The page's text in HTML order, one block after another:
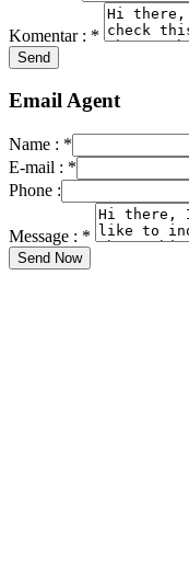
Komentar : *
Email Agent
Name : *
E-mail : *
Phone :
Message : *